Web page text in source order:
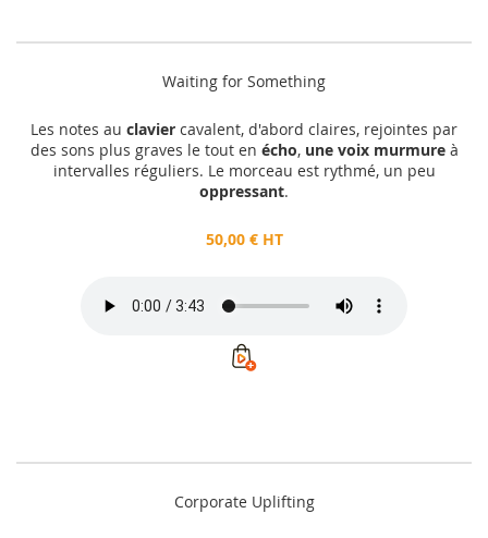
Waiting for Something
Les notes au clavier cavalent, d'abord claires, rejointes par
des sons plus graves le tout en écho, une voix murmureà
intervalles réguliers. Le morceau est rythmé, un peu
oppressant.
50,00 € HT
Corporate Uplifting